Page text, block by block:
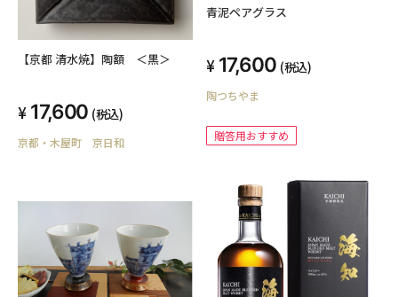
【京都 清水焼】陶額 ＜黒＞
17,600 (税込)
京都・木屋町 京日和
青泥ペアグラス
17,600 (税込)
陶つちやま
贈答用おすすめ